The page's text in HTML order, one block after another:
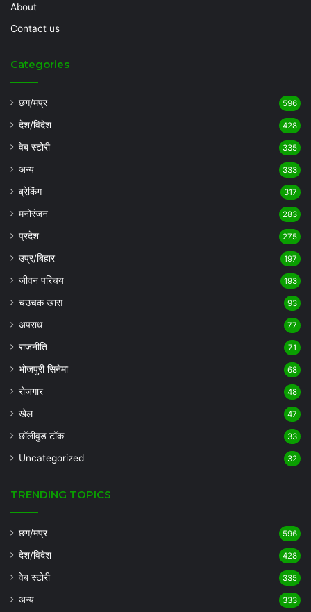
About
Contact us
Categories
छग/मप्र 596
देश/विदेश 428
वेब स्टोरी 335
अन्य 333
ब्रेकिंग 317
मनोरंजन 283
प्रदेश 275
उप्र/बिहार 197
जीवन परिचय 193
चउचक खास 93
अपराध 77
राजनीति 71
भोजपुरी सिनेमा 68
रोजगार 48
खेल 47
छॉलीवुड टॉक 33
Uncategorized 32
TRENDING TOPICS
छग/मप्र 596
देश/विदेश 428
वेब स्टोरी 335
अन्य 333